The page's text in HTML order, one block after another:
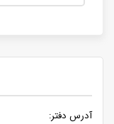
آدرس دفتر: